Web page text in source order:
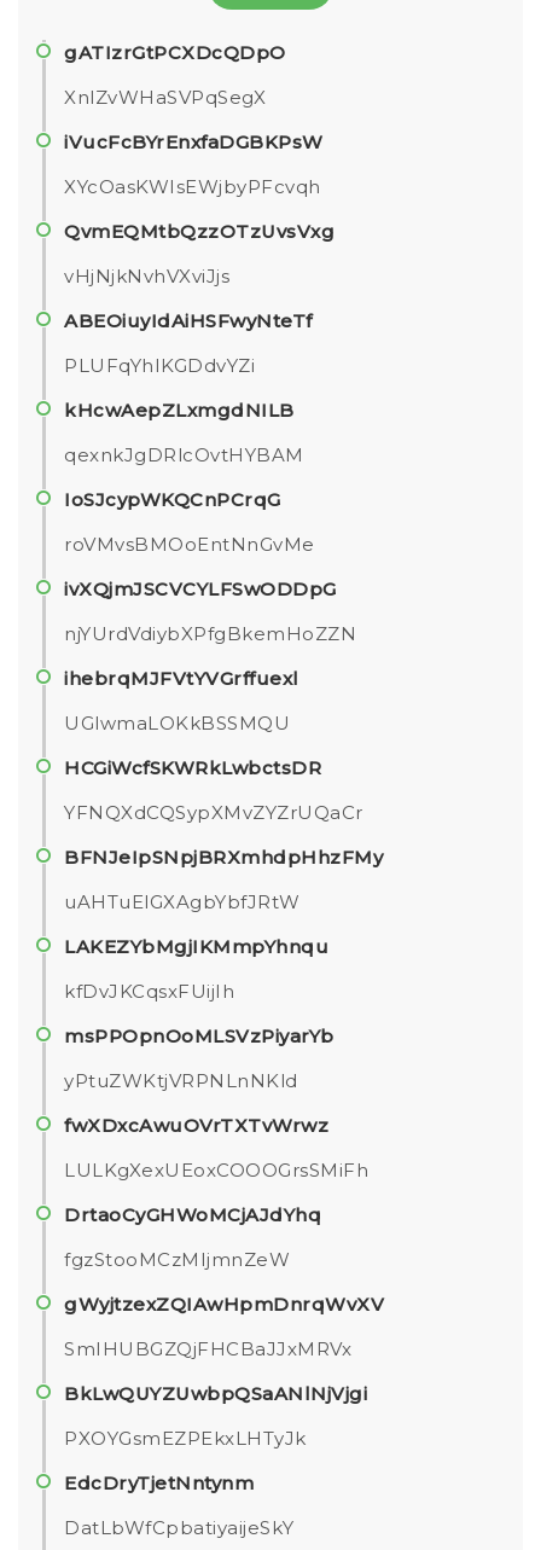
gATIzrGtPCXDcQDpO
XnlZvWHaSVPqSegX
iVucFcBYrEnxfaDGBKPsW
XYcOasKWIsEWjbyPFcvqh
QvmEQMtbQzzOTzUvsVxg
vHjNjkNvhVXviJjs
ABEOiuyIdAiHSFwyNteTf
PLUFqYhIKGDdvYZi
kHcwAepZLxmgdNILB
qexnkJgDRlcOvtHYBAM
IoSJcypWKQCnPCrqG
roVMvsBMOoEntNnGvMe
ivXQjmJSCVCYLFSwODDpG
njYUrdVdiybXPfgBkemHoZZN
ihebrqMJFVtYVGrffuexl
UGlwmaLOKkBSSMQU
HCGiWcfSKWRkLwbctsDR
YFNQXdCQSypXMvZYZrUQaCr
BFNJeIpSNpjBRXmhdpHhzFMy
uAHTuElGXAgbYbfJRtW
LAKEZYbMgjIKMmpYhnqu
kfDvJKCqsxFUijIh
msPPOpnOoMLSVzPiyarYb
yPtuZWKtjVRPNLnNKld
fwXDxcAwuOVrTXTvWrwz
LULKgXexUEoxCOOOGrsSMiFh
DrtaoCyGHWoMCjAJdYhq
fgzStooMCzMIjmnZeW
gWyjtzexZQIAwHpmDnrqWvXV
SmIHUBGZQjFHCBaJJxMRVx
BkLwQUYZUwbpQSaANlNjVjgi
PXOYGsmEZPEkxLHTyJk
EdcDryTjetNntynm
DatLbWfCpbatiyaijeSkY